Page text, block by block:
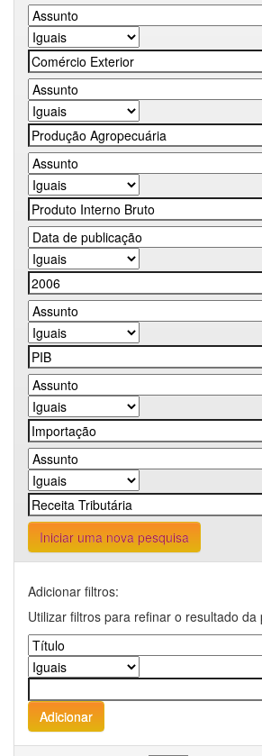
Iniciar uma nova pesquisa
Adicionar filtros:
Utilizar filtros para refinar o resultado da